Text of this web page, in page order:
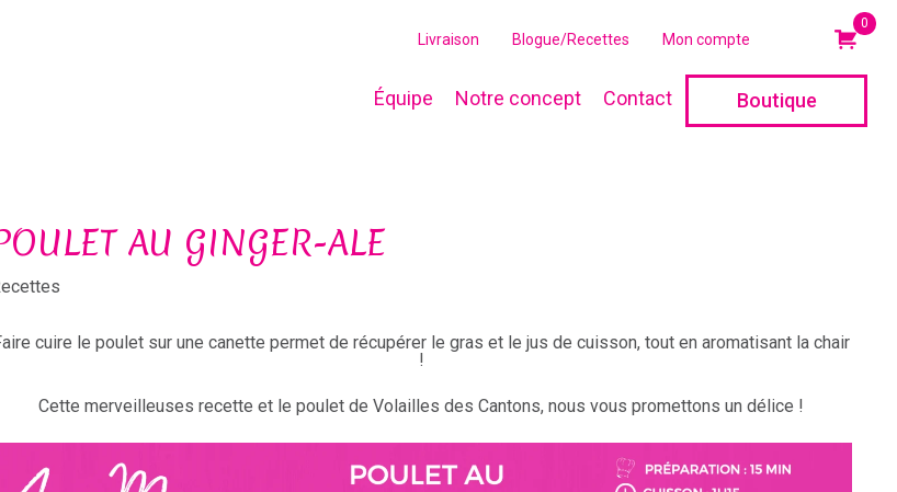
Livraison Blogue/Recettes Mon compte
0
Équipe Notre concept Contact Boutique
AU GINGER-ALE
cuire le poulet sur une canette permet de récupérer le gras et le jus de cuisson, tout en aromatisant la chair
!
Cette merveilleuses recette et le poulet de Volailles des Cantons, nous vous promettons un délice !